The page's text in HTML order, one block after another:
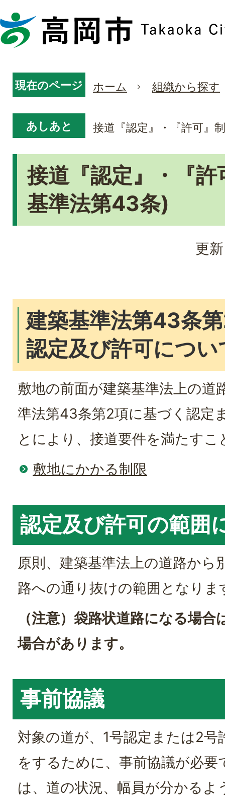
現在のページ ホーム 組織から探す
あしあと 接道『認定』・『許可』
接道『認定』・『
基準法第43条)
更
建築基準法第43条
認定及び許可につい
敷地の前面が建築基準法上の道
準法第43条第2項に基づく認定
とにより、接道要件を満たす
敷地にかかる制限
認定及び許可の範囲
原則、建築基準法上の道路から
路への通り抜けの範囲となりま
（注意）袋路状道路になる場
場合があります。
事前協議
対象の道が、1号認定または2
をするために、事前協議が必要
は、道の状況、幅員が分かるよ